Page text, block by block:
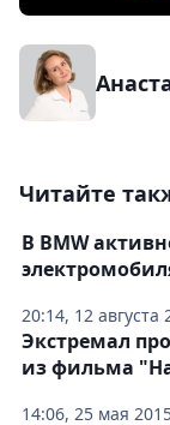
Читайте
20:14, 12 августа
В BMW
14:06, 25 мая
Экстремал
из фильма